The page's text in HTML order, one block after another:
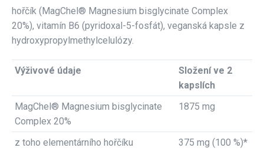
hořčík (MagChel® Magnesium bisglycinate Complex
20%), vitamín B6 (pyridoxal-5-fosfát), veganská kapsle z
hydroxypropylmethylcelulózy.
Výživové údaje
Složení ve 2
kapslích
MagChel® Magnesium bisglycinate
Complex 20%
1875 mg
z toho elementárního hořčíku
375 mg (100 %)*